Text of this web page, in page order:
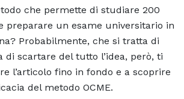
che permette di studiare 200
preparare un esame universitario in
Probabilmente, che si tratta di
scartare del tutto l’idea, però, ti
l’articolo fino in fondo e a scoprire
del metodo OCME.